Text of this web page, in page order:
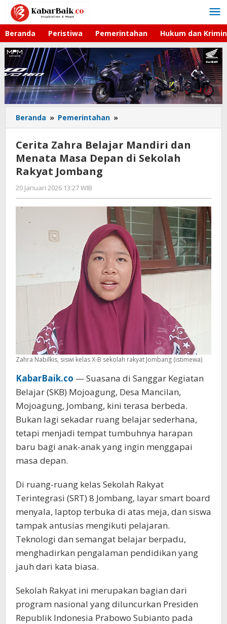
Lewati
konten
Beranda Peristiwa Pemerintahan Hukum dan
Beranda » Pemerintahan »
Zahra
Mandiri
dan
Sekolah
Rakyat
Jombang
Cerita Zahra Belajar Mandiri dan
Menata Masa Depan di Sekolah
Rakyat Jombang
20 Januari 2026 13:27 WIB
Imam
WD
Zahra Nabilkis, siswi kelas X-B sekolah rakyat Jombang (istimewa)
KabarBaik.co — Suasana di Sanggar Kegiatan
Belajar (SKB) Mojoagung, Desa Mancilan,
Mojoagung, Jombang, kini terasa berbeda.
Bukan lagi sekadar ruang belajar sederhana,
tetapi menjadi tempat tumbuhnya harapan
baru bagi anak-anak yang ingin menggapai
masa depan.
Di ruang-ruang kelas Sekolah Rakyat
Terintegrasi (SRT) 8 Jombang, layar smart board
menyala, laptop terbuka di atas meja, dan siswa
tampak antusias mengikuti pelajaran.
Teknologi dan semangat belajar berpadu,
menghadirkan pengalaman pendidikan yang
jauh dari kata biasa.
Sekolah Rakyat ini merupakan bagian dari
program nasional yang diluncurkan Presiden
Republik Indonesia Prabowo Subianto pada